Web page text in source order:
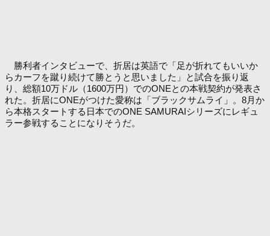
勝利者インタビューで、折居は英語で「足が折れてもいいか
らカーフを蹴り続けて勝とうと思いました」と試合を振り返
り、総額10万ドル（1600万円）でのONEとの本戦契約が発表さ
れた。折居にONEがつけた愛称は「ブラックサムライ」。8月か
ら本格スタートする日本でのONE SAMURAIシリーズにレギュ
ラー参戦することになりそうだ。